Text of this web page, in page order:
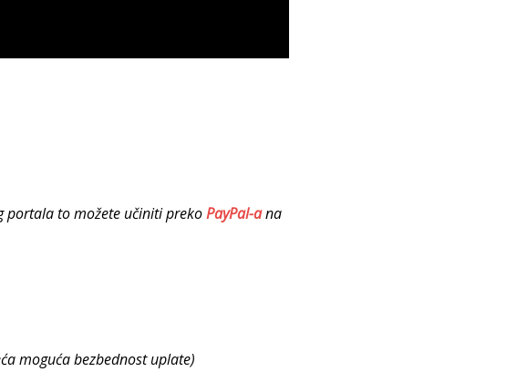
portala to možete učiniti prekoPayPal-ana
moguća bezbednost uplate)